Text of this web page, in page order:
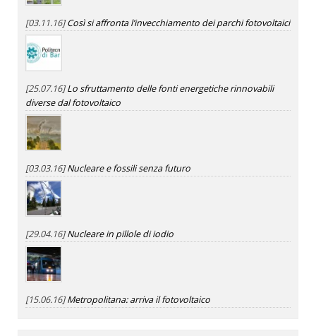
[03.11.16]Così si affronta l’invecchiamento dei parchi fotovoltaici
[25.07.16]Lo sfruttamento delle fonti energetiche rinnovabili
diverse dal fotovoltaico
[03.03.16]Nucleare e fossili senza futuro
[29.04.16]Nucleare in pillole di iodio
[15.06.16]Metropolitana: arriva il fotovoltaico